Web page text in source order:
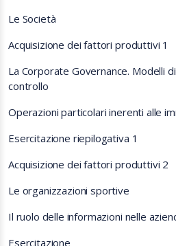
Le Società
Acquisizione dei fattori produttivi 1
La Corporate Governance. Modelli
controllo
Operazioni particolari inerenti alle
Esercitazione riepilogativa 1
Acquisizione dei fattori produttivi 2
Le organizzazioni sportive
Il ruolo delle informazioni nelle
Esercitazione